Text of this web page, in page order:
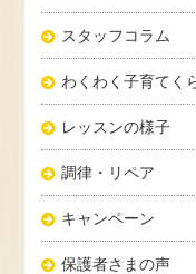
スタッフコラム
わくわく子育てく
レッスンの様子
調律・リペア
キャンペーン
保護者さまの声